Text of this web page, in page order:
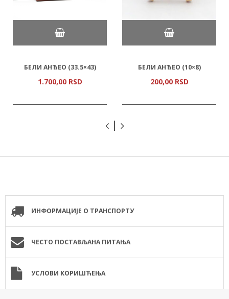
БЕЛИ АНЂЕО (33.5×43)
1.700,00 RSD
БЕЛИ АНЂЕО (10×8)
200,00 RSD
ИНФОРМАЦИЈЕ О ТРАНСПОРТУ
ЧЕСТО ПОСТАВЉАНА ПИТАЊА
УСЛОВИ КОРИШЋЕЊА